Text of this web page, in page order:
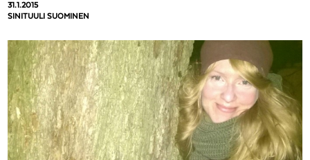
31.1.2015
SINITUULI SUOMINEN